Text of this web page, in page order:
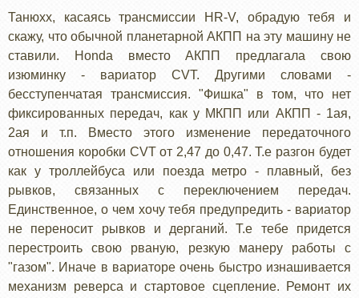
Танюхх, касаясь трансмиссии HR-V, обрадую тебя и
скажу, что обычной планетарной АКПП на эту машину не
ставили. Honda вместо АКПП предлагала свою
изюминку - вариатор CVT. Другими словами -
бесступенчатая трансмиссия. "Фишка" в том, что нет
фиксированных передач, как у МКПП или АКПП - 1ая,
2ая и т.п. Вместо этого изменение передаточного
отношения коробки CVT от 2,47 до 0,47. Т.е разгон будет
как у троллейбуса или поезда метро - плавный, без
рывков, связанных с переключением передач.
Единственное, о чем хочу тебя предупредить - вариатор
не переносит рывков и дерганий. Т.е тебе придется
перестроить свою рваную, резкую манеру работы с
"газом". Иначе в вариаторе очень быстро изнашивается
механизм реверса и стартовое сцепление. Ремонт их